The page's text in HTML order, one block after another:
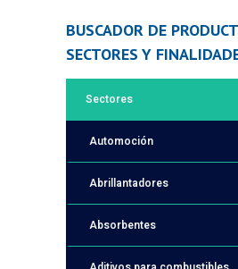
BUSCADOR DE
SECTORES Y
Sectores
Automoción
Abrillantadores
Absorbentes